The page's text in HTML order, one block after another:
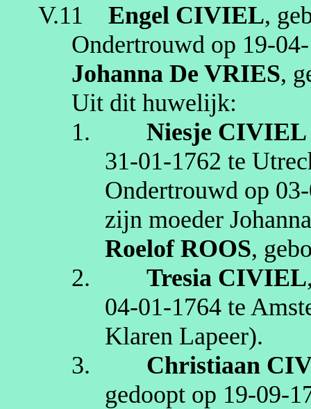
V.11 Engel CIVIEL,
Ondertrouwd op
Johanna De VRIES,
Uit dit huwelijk:
1.
Niesje CIVIEL
31‑01‑1762 te
Ondertrouwd op
zijn moeder
Roelof ROOS,
2.
Tresia CIVIEL
04‑01‑1764 te
Klaren Lapeer).
3.
Christiaan
gedoopt op